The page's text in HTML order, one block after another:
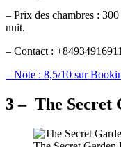
– Prix des chambres :
nuit.
– Contact : +84934916911
– Note : 8,5/10 sur
3 – The Secret